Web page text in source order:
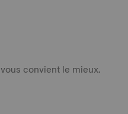
convient le mieux.